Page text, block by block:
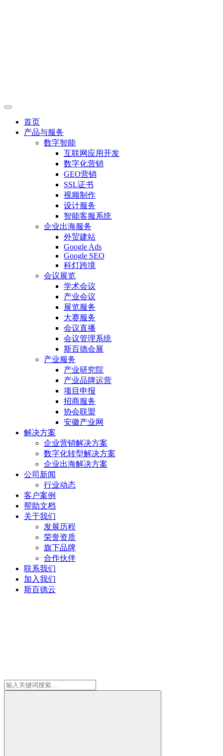
首页
产品与服务
数字智能
互联网应用开发
数字化营销
GEO营销
SSL证书
视频制作
设计服务
智能客服系统
企业出海服务
外贸建站
Google Ads
Google SEO
科灯跨境
会议展览
学术会议
产业会议
展览服务
大赛服务
会议直播
会议管理系统
斯百德会展
产业服务
产业研究院
产业品牌运营
项目申报
招商服务
协会联盟
安徽产业网
解决方案
企业营销解决方案
数字化转型解决方案
企业出海解决方案
公司新闻
行业动态
客户案例
帮助文档
关于我们
发展历程
荣誉资质
旗下品牌
合作伙伴
联系我们
加入我们
斯百德云